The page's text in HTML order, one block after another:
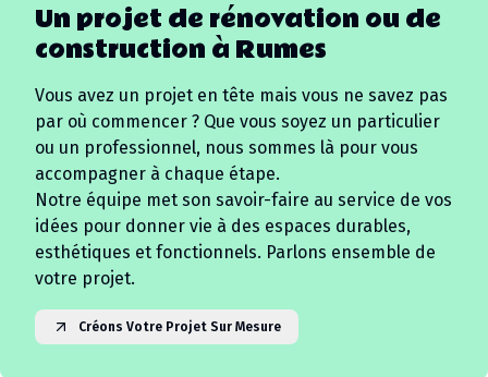
Un projet de rénovation ou de
construction à Rumes
Vous avez un projet en tête mais vous ne savez pas
par où commencer ? Que vous soyez un particulier
ou un professionnel, nous sommes là pour vous
accompagner à chaque étape.
Notre équipe met son savoir-faire au service de vos
idées pour donner vie à des espaces durables,
esthétiques et fonctionnels. Parlons ensemble de
votre projet.
Créons Votre Projet Sur Mesure